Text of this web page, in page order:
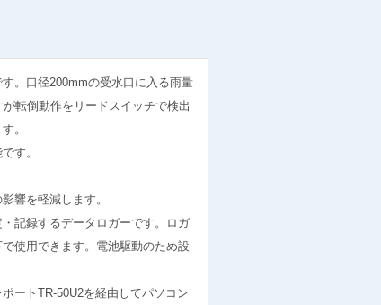
。口径200mmの受水口に入る雨量
転倒動作をリードスイッチで検出
。
す。
響を軽減します。
記録するデータロガーです。ロガ
使用できます。電池駆動のため設
ートTR-50U2を経由してパソコン